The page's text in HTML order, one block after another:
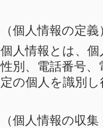
（個人情報の定義
個人情報とは、
性別、電話番号
定の個人を識別
（個人情報の収